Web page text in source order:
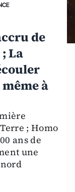
de
La
à
; Homo
ans de
une